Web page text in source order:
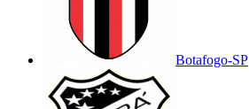
Botafogo-SP